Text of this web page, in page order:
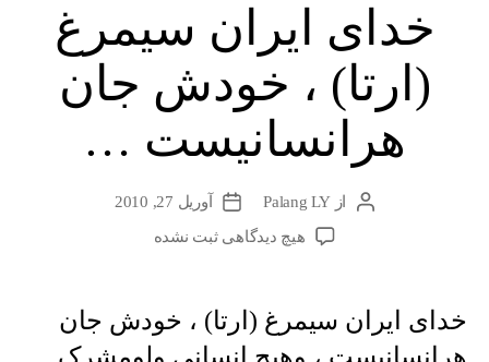
خدای ایران سیمرغ
(ارتا) ، خودش جان
هرانسانیست …
نویسندهٔ
نوشته
ازPalang LY
تاریخآوریل 27, 2010
هیچ دیدگاهیبرای
سیمرغ
(ارتا)
،
ثبت نشده
خدای ایران سیمرغ (ارتا) ، خودش جان